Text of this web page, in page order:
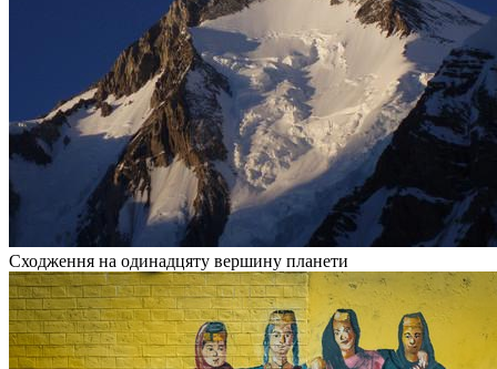
Сходження на одинадцяту вершину планети